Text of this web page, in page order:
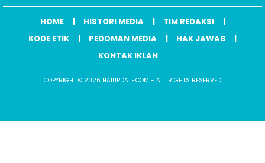
HOME HISTORI MEDIA
TIM REDAKSI
KODE ETIK
PEDOMAN MEDIA
HAK JAWAB
KONTAK IKLAN
COPYRIGHT © 2026 HAIUPDATE.COM - ALL RIGHTS RESERVED